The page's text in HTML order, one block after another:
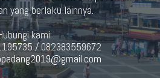
yang berlaku lainnya.
kami:
/ 082383559672